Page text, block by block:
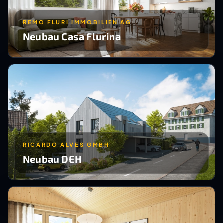
REMO FLURI IMMOBILIEN AG
Neubau Casa Flurina
RICARDO ALVES GMBH
Neubau DEH